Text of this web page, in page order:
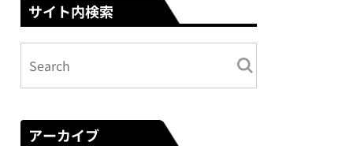
サイト内検索
アーカイブ